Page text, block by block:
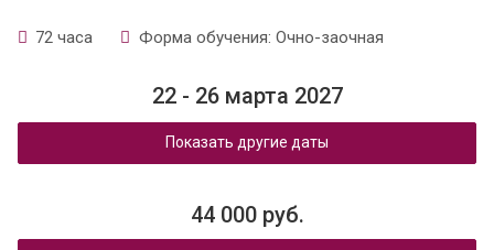
72 часа Форма обучения: Очно-заочная
22 - 26 марта 2027
Показать другие даты
44 000 руб.